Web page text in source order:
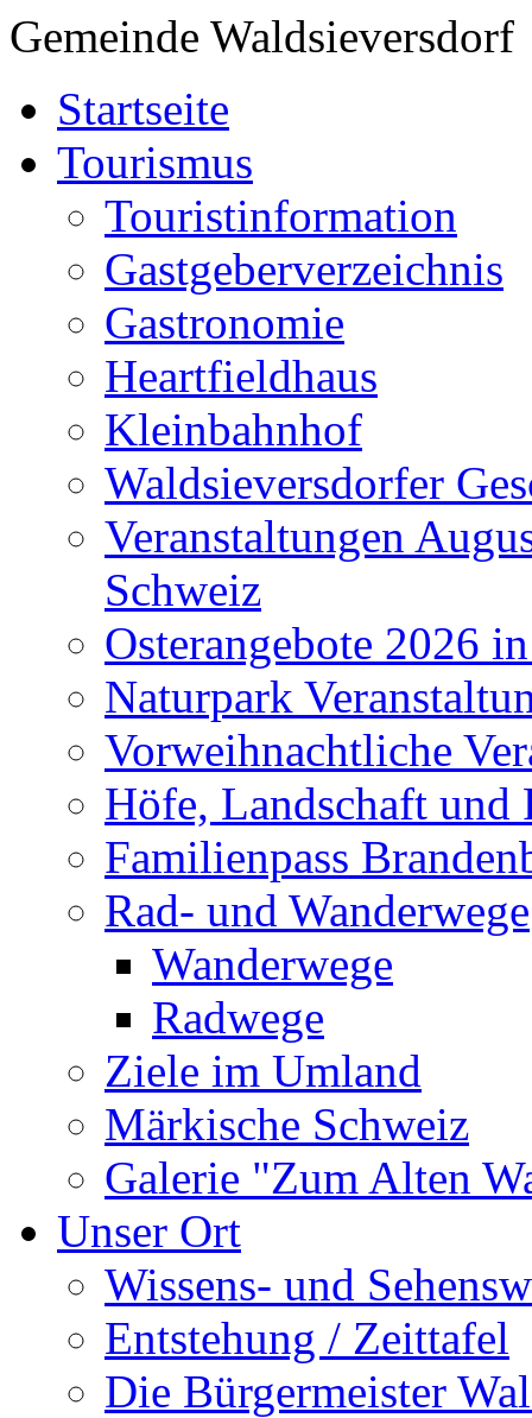
Gemeinde Waldsieversdorf
Startseite
Tourismus
Touristinformation
Gastgeberverzeichnis
Gastronomie
Heartfieldhaus
Kleinbahnhof
Waldsieversdorfer
Veranstaltungen
Schweiz
Osterangebote 2026
Naturpark
Vorweihnachtliche
Höfe, Landschaft und
Familienpass
Rad- und Wanderwege
Wanderwege
Radwege
Ziele im Umland
Märkische Schweiz
Galerie "Zum Alten
Unser Ort
Wissens- und
Entstehung / Zeittafel
Die Bürgermeister